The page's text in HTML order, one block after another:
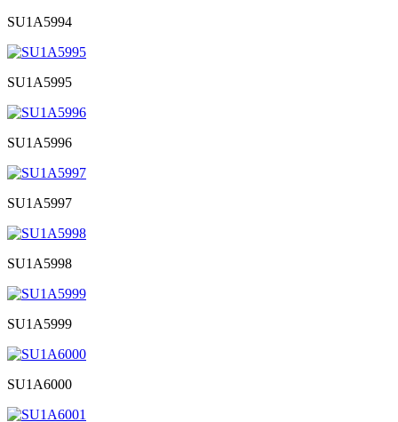
SU1A5994
SU1A5995
SU1A5996
SU1A5997
SU1A5998
SU1A5999
SU1A6000